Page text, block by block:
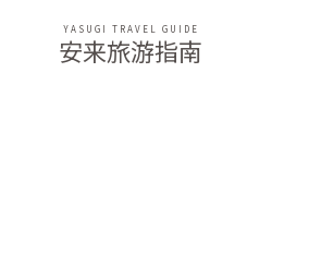
安来旅游指南
YASUGI TRAVEL GUIDE